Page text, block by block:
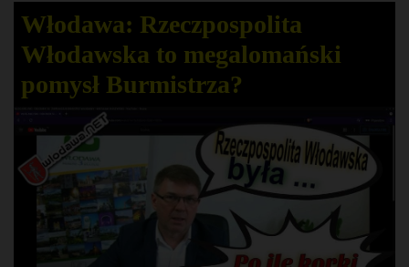
Włodawa: Rzeczpospolita
Włodawska to megalomański
pomysł Burmistrza?